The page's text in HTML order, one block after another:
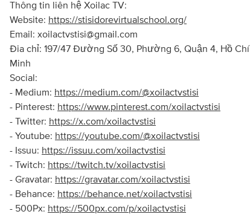
Thông tin liên hệ Xoilac TV:
Website: https://stisidorevirtualschool.org/
Email: xoilactvstisi@gmail.com
Đia chỉ: 197/47 Đường Số 30, Phường 6, Quận 4, Hồ Chí
Minh
Social:
- Medium: https://medium.com/@xoilactvstisi
- Pinterest: https://www.pinterest.com/xoilactvstisi
- Twitter: https://x.com/xoilactvstisi
- Youtube: https://youtube.com/@xoilactvstisi
- Issuu: https://issuu.com/xoilactvstisi
- Twitch: https://twitch.tv/xoilactvstisi
- Gravatar: https://gravatar.com/xoilactvstisi
- Behance: https://behance.net/xoilactvstisi
- 500Px: https://500px.com/p/xoilactvstisi